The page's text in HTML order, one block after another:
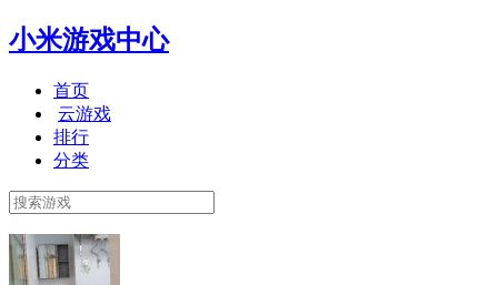
小米游戏中心
首页
云游戏
排行
分类